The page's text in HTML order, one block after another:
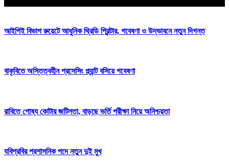
আইপিই বিভাগ রুয়েটে আধুনিক থ্রিডি প্রিন্টার, গবেষণা ও উদ্ভাবনে নতুন দিগন্ত
বাকৃবিতে অস্তিত্বহীন প্রসেসিং প্ল্যান্ট বসিয়ে গবেষণা
রাবিতে পোষ্য কোটার জটিলতা, বাড়ছে ভর্তি পরীক্ষা নিয়ে অনিশ্চয়তা
যবিপ্রবির প্রশাসনিক পদে নতুন দুই মুখ